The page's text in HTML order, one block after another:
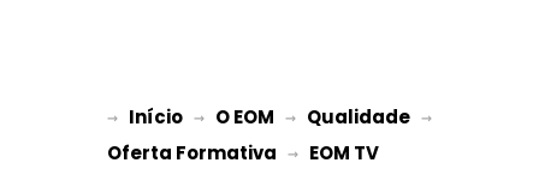
→ Início → O EOM → Qualidade
Oferta Formativa → EOM TV